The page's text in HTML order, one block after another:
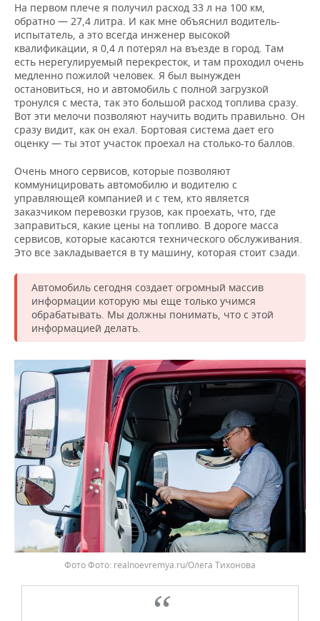
На первом плече я получил расход 33 л на 100 км,
обратно — 27,4 литра. И как мне объяснил водитель-
испытатель, а это всегда инженер высокой
квалификации, я 0,4 л потерял на въезде в город. Там
есть нерегулируемый перекресток, и там проходил очень
медленно пожилой человек. Я был вынужден
остановиться, но и автомобиль с полной загрузкой
тронулся с места, так это большой расход топлива сразу.
Вот эти мелочи позволяют научить водить правильно. Он
сразу видит, как он ехал. Бортовая система дает его
оценку — ты этот участок проехал на столько-то баллов.
Очень много сервисов, которые позволяют
коммуницировать автомобилю и водителю с
управляющей компанией и с тем, кто является
заказчиком перевозки грузов, как проехать, что, где
заправиться, какие цены на топливо. В дороге масса
сервисов, которые касаются технического обслуживания.
Это все закладывается в ту машину, которая стоит сзади.
Автомобиль сегодня создает огромный массив
информации которую мы еще только учимся
обрабатывать. Мы должны понимать, что с этой
информацией делать.
Фото realnoevremya.ru/Олега Тихонова